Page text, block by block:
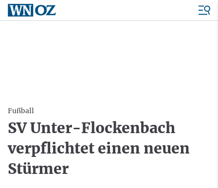
Fußball
SV Unter-Flockenbach
verpflichtet einen neuen
Stürmer